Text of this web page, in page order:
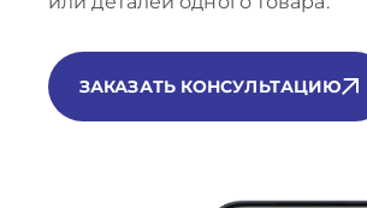
ЗАКАЗАТЬ КОНСУЛЬТАЦИЮ